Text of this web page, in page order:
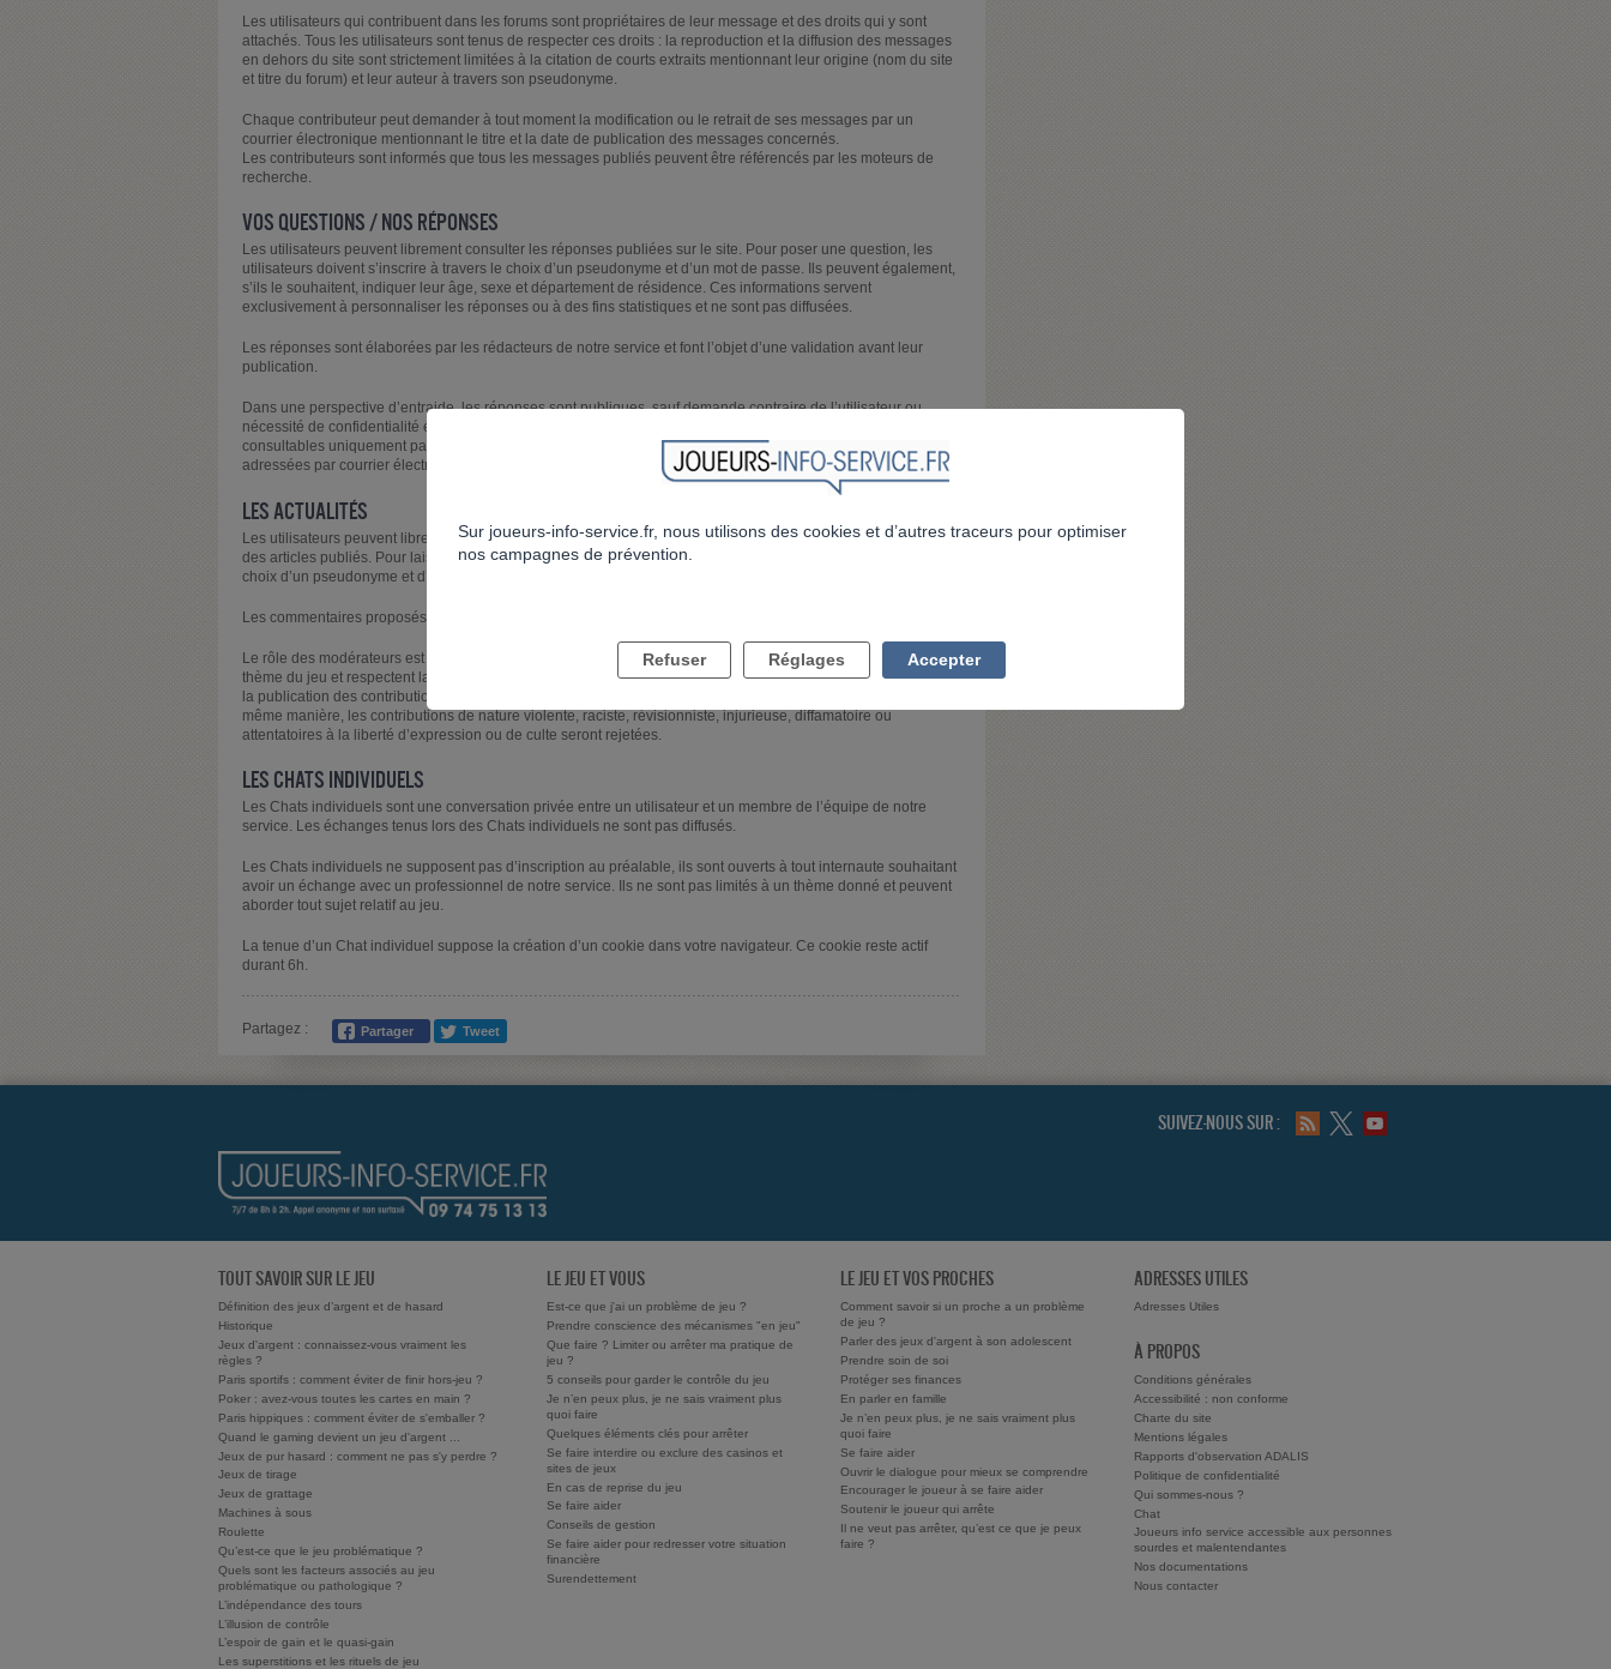
Les utilisateurs qui contribuent dans les forums sont propriétaires de leur message et des droits qui y sont
attachés. Tous les utilisateurs sont tenus de respecter ces droits : la reproduction et la diffusion des messages
en dehors du site sont strictement limitées à la citation de courts extraits mentionnant leur origine (nom du site
et titre du forum) et leur auteur à travers son pseudonyme.
Chaque contributeur peut demander à tout moment la modification ou le retrait de ses messages par un
courrier électronique mentionnant le titre et la date de publication des messages concernés.
Les contributeurs sont informés que tous les messages publiés peuvent être référencés par les moteurs de
recherche.
VOS QUESTIONS / NOS RÉPONSES
Les utilisateurs peuvent librement consulter les réponses publiées sur le site. Pour poser une question, les
utilisateurs doivent s’inscrire à travers le choix d’un pseudonyme et d’un mot de passe. Ils peuvent également,
s’ils le souhaitent, indiquer leur âge, sexe et département de résidence. Ces informations servent
exclusivement à personnaliser les réponses ou à des fins statistiques et ne sont pas diffusées.
Les réponses sont élaborées par les rédacteurs de notre service et font l’objet d’une validation avant leur
publication.
Dans une perspective d’entraide, les réponses sont publiques, sauf demande contraire de l’utilisateur ou
nécessité de confidentialité établie par le rédacteur ou le validateur. Dans ces cas, les réponses sont
consultables uniquement par l’auteur de la question dans son espace personnel. Les réponses ne sont jamais
adressées par courrier électronique.
LES ACTUALITÉS
Les utilisateurs peuvent librement consulter les actualités diffusées sur le site et peuvent également réagir à
des articles publiés. Pour laisser un commentaire à une actualité, les utilisateurs doivent s’inscrire à travers le
choix d’un pseudonyme et d’un mot de passe.
Les commentaires proposés font l’objet d’une validation par les modérateurs avant leur publication.
Le rôle des modérateurs est de s’assurer que les commentaires laissés par les internautes portent sur le
thème du jeu et respectent la charte déontologique ainsi que le cadre légal. Ainsi, les modérateurs refuseront
la publication des contributions de nature publicitaire ou promotionnelle et contraires à l’ordre public. De la
même manière, les contributions de nature violente, raciste, révisionniste, injurieuse, diffamatoire ou
attentatoires à la liberté d’expression ou de culte seront rejetées.
LES CHATS INDIVIDUELS
Les Chats individuels sont une conversation privée entre un utilisateur et un membre de l’équipe de notre
service. Les échanges tenus lors des Chats individuels ne sont pas diffusés.
Les Chats individuels ne supposent pas d’inscription au préalable, ils sont ouverts à tout internaute souhaitant
avoir un échange avec un professionnel de notre service. Ils ne sont pas limités à un thème donné et peuvent
aborder tout sujet relatif au jeu.
La tenue d’un Chat individuel suppose la création d’un cookie dans votre navigateur. Ce cookie reste actif
durant 6h.
Partagez :
SUIVEZ-NOUS SUR :
TOUT SAVOIR SUR LE JEU
Définition des jeux d’argent et de hasard
Historique
Jeux d'argent : connaissez-vous vraiment les
règles ?
Paris sportifs : comment éviter de finir hors-jeu ?
Poker : avez-vous toutes les cartes en main ?
Paris hippiques : comment éviter de s'emballer ?
Quand le gaming devient un jeu d'argent ...
Jeux de pur hasard : comment ne pas s'y perdre ?
Jeux de tirage
Jeux de grattage
Machines à sous
Roulette
Qu’est-ce que le jeu problématique ?
Quels sont les facteurs associés au jeu
problématique ou pathologique ?
L’indépendance des tours
L’illusion de contrôle
L’espoir de gain et le quasi-gain
Les superstitions et les rituels de jeu
LE JEU ET VOUS
Est-ce que j'ai un problème de jeu ?
Prendre conscience des mécanismes "en jeu"
Que faire ? Limiter ou arrêter ma pratique de
jeu ?
5 conseils pour garder le contrôle du jeu
Je n’en peux plus, je ne sais vraiment plus
quoi faire
Quelques éléments clés pour arrêter
Se faire interdire ou exclure des casinos et
sites de jeux
En cas de reprise du jeu
Se faire aider
Conseils de gestion
Se faire aider pour redresser votre situation
financière
Surendettement
LE JEU ET VOS PROCHES
Comment savoir si un proche a un problème
de jeu ?
Parler des jeux d'argent à son adolescent
Prendre soin de soi
Protéger ses finances
En parler en famille
Je n’en peux plus, je ne sais vraiment plus
quoi faire
Se faire aider
Ouvrir le dialogue pour mieux se comprendre
Encourager le joueur à se faire aider
Soutenir le joueur qui arrête
Il ne veut pas arrêter, qu’est ce que je peux
faire ?
ADRESSES UTILES
Adresses Utiles
À PROPOS
Conditions générales
Accessibilité : non conforme
Charte du site
Mentions légales
Rapports d'observation ADALIS
Politique de confidentialité
Qui sommes-nous ?
Chat
Joueurs info service accessible aux personnes
sourdes et malentendantes
Nos documentations
Nous contacter
Sur joueurs-info-service.fr, nous utilisons des cookies et d’autres traceurs pour optimiser
nos campagnes de prévention.
Refuser Réglages Accepter